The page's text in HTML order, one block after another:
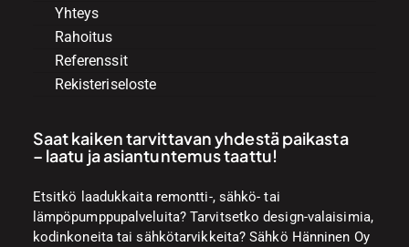
Yhteys
Rahoitus
Referenssit
Rekisteriseloste
Saat kaiken tarvittavan yhdestä paikasta
– laatu ja asiantuntemus taattu!
Etsitkö laadukkaita remontti-, sähkö- tai
lämpöpumppupalveluita? Tarvitsetko design-valaisimia,
kodinkoneita tai sähkötarvikkeita? Sähkö Hänninen Oy